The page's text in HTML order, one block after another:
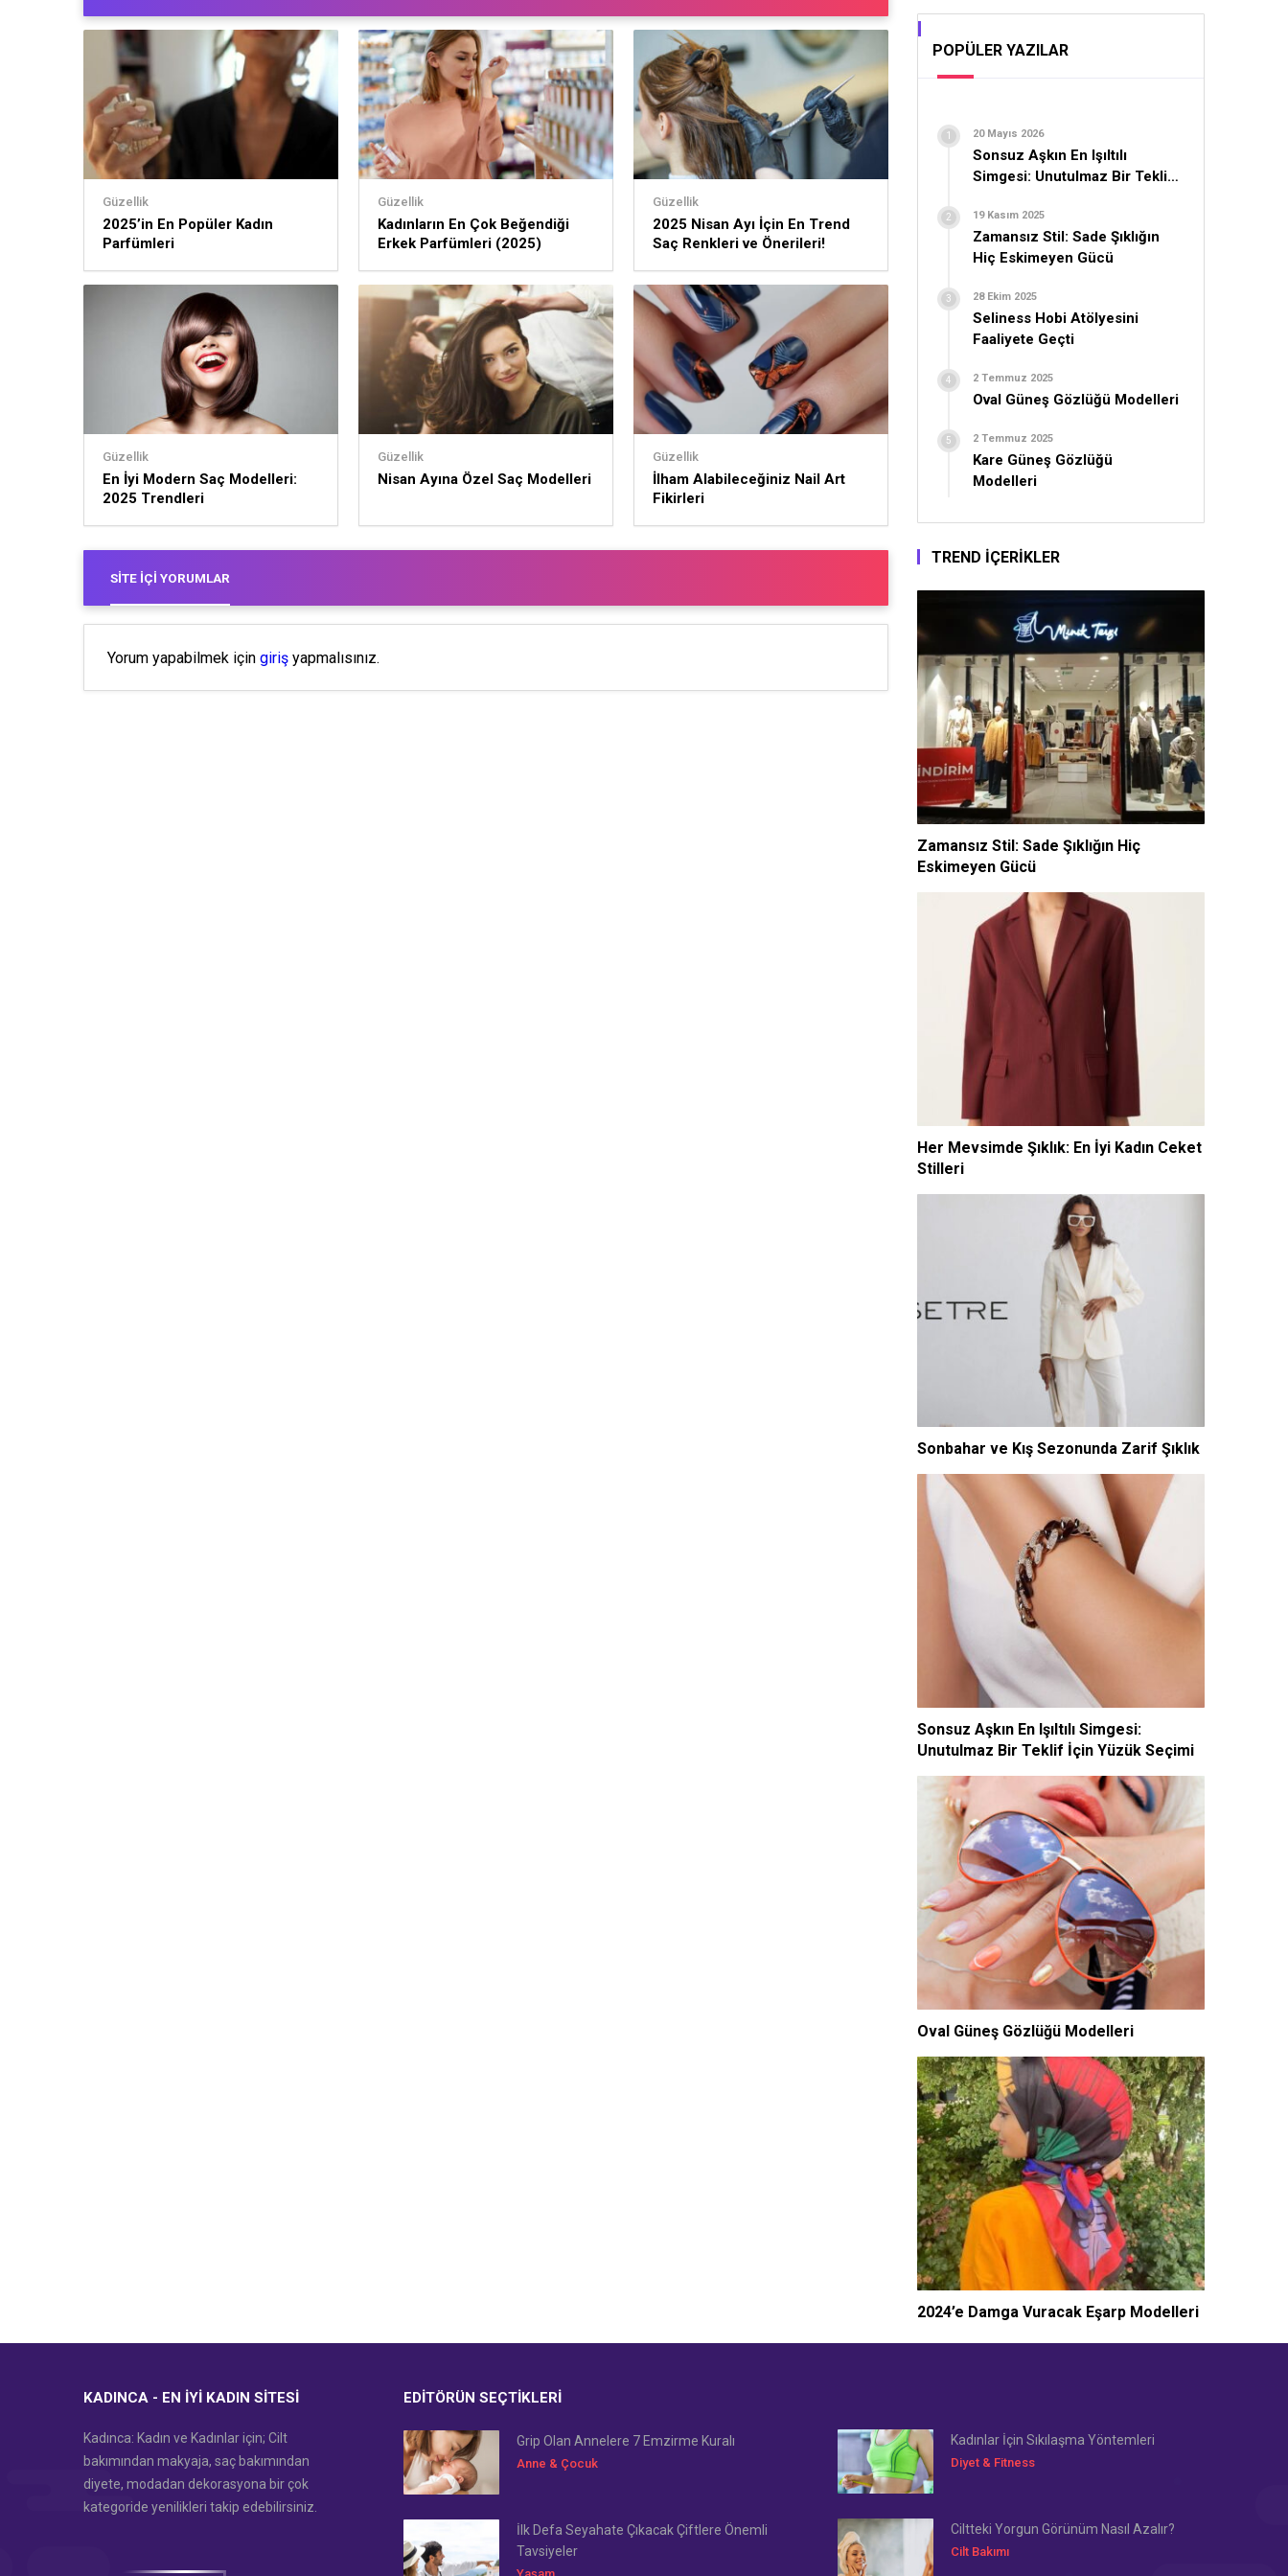
Güzellik
2025’in En Popüler Kadın
Parfümleri
Güzellik
Kadınların En Çok Beğendiği
Erkek Parfümleri (2025)
Güzellik
2025 Nisan Ayı İçin En Trend
Saç Renkleri ve Önerileri!
Güzellik
En İyi Modern Saç Modelleri:
2025 Trendleri
Güzellik
Nisan Ayına Özel Saç Modelleri
Güzellik
İlham Alabileceğiniz Nail Art
Fikirleri
SITE İÇI YORUMLAR
Yorum yapabilmek için giriş yapmalısınız.
POPÜLER YAZILAR
20 Mayıs 2026
Sonsuz Aşkın En Işıltılı
Simgesi: Unutulmaz Bir Teklif
19 Kasım 2025
Zamansız Stil: Sade Şıklığın
Hiç Eskimeyen Gücü
28 Ekim 2025
Seliness Hobi Atölyesini
Faaliyete Geçti
2 Temmuz 2025
Oval Güneş Gözlüğü Modelleri
2 Temmuz 2025
Kare Güneş Gözlüğü
Modelleri
TREND İÇERİKLER
Zamansız Stil: Sade Şıklığın Hiç
Eskimeyen Gücü
Her Mevsimde Şıklık: En İyi Kadın Ceket
Stilleri
Sonbahar ve Kış Sezonunda Zarif Şıklık
Sonsuz Aşkın En Işıltılı Simgesi:
Unutulmaz Bir Teklif İçin Yüzük Seçimi
Oval Güneş Gözlüğü Modelleri
2024’e Damga Vuracak Eşarp Modelleri
KADINCA - EN İYI KADIN SITESI
Kadınca: Kadın ve Kadınlar için; Cilt
bakımından makyaja, saç bakımından
diyete, modadan dekorasyona bir çok
kategoride yenilikleri takip edebilirsiniz.
EDITÖRÜN SEÇTIKLERI
Grip Olan Annelere 7 Emzirme Kuralı
Anne & Çocuk
Kadınlar İçin Sıkılaşma Yöntemleri
Diyet & Fitness
İlk Defa Seyahate Çıkacak Çiftlere Önemli
Tavsiyeler
Yaşam
Ciltteki Yorgun Görünüm Nasıl Azalır?
Cilt Bakımı